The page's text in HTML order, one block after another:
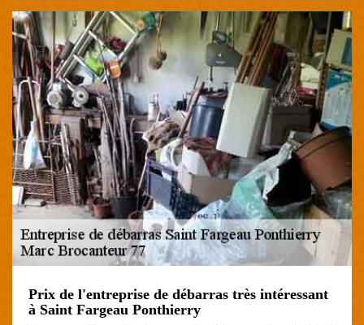
Prix de l'entreprise de débarras très intéressant
à Saint Fargeau Ponthierry